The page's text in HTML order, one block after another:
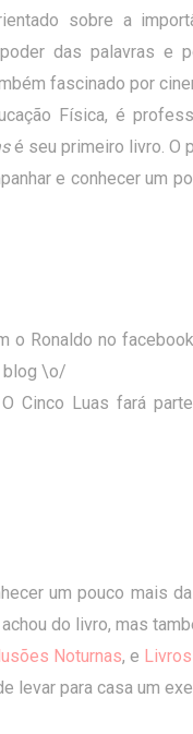
sobre a
das palavras e
fascinado por
Física, é
é seu primeiro livro. O
e conhecer um
o Ronaldo no
blog \o/
Cinco Luas fará
um pouco mais
do livro, mas
Noturnas, e
levar para casa um